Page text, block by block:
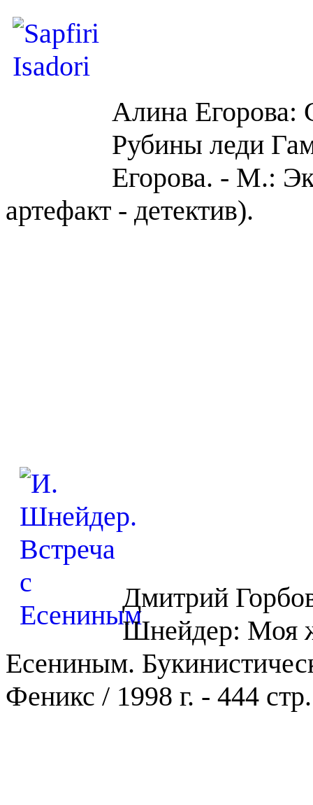
Алина
Рубины леди
Егорова. - М.:
артефакт - детектив).
Дмитрий
Шнейдер: Моя
Есениным.
Феникс / 1998 г. - 444 стр.